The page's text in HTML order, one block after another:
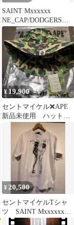
SAINT Mxxxxxx
NE_CAP/DODGERS
NEWERA MLB
¥19,900
セントマイケル❌APE
新品未使用 ハット
値下げ 最安
¥ 20,500
セントマイケルTシャ
ツ SAINT Mxxxxxx
×DENIM TEARS